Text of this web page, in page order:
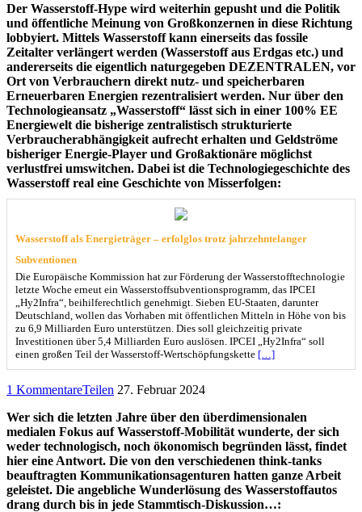
Der Wasserstoff-Hype wird weiterhin gepusht und die Politik
und öffentliche Meinung von Großkonzernen in diese Richtung
lobbyiert. Mittels Wasserstoff kann einerseits das fossile
Zeitalter verlängert werden (Wasserstoff aus Erdgas etc.) und
andererseits die eigentlich naturgegeben DEZENTRALEN, vor
Ort von Verbrauchern direkt nutz- und speicherbaren
Erneuerbaren Energien rezentralisiert werden. Nur über den
Technologieansatz „Wasserstoff“ lässt sich in einer 100% EE
Energiewelt die bisherige zentralistisch strukturierte
Verbraucherabhängigkeit aufrecht erhalten und Geldströme
bisheriger Energie-Player und Großaktionäre möglichst
verlustfrei umswitchen. Dabei ist die Technologiegeschichte des
Wasserstoff real eine Geschichte von Misserfolgen:
Wasserstoff als Energieträger – erfolglos trotz jahrzehntelanger
Subventionen
Die Europäische Kommission hat zur Förderung der Wasserstofftechnologie
letzte Woche erneut ein Wasserstoffsubventionsprogramm, das IPCEI
„Hy2Infra“, beihilferechtlich genehmigt. Sieben EU-Staaten, darunter
Deutschland, wollen das Vorhaben mit öffentlichen Mitteln in Höhe von bis
zu 6,9 Milliarden Euro unterstützen. Dies soll gleichzeitig private
Investitionen über 5,4 Milliarden Euro auslösen. IPCEI „Hy2Infra“ soll
einen großen Teil der Wasserstoff-Wertschöpfungskette […]
1 KommentareTeilen 27. Februar 2024
Wer sich die letzten Jahre über den überdimensionalen
medialen Fokus auf Wasserstoff-Mobilität wunderte, der sich
weder technologisch, noch ökonomisch begründen lässt, findet
hier eine Antwort. Die von den verschiedenen think-tanks
beauftragten Kommunikationsagenturen hatten ganze Arbeit
geleistet. Die angebliche Wunderlösung des Wasserstoffautos
drang durch bis in jede Stammtisch-Diskussion…: